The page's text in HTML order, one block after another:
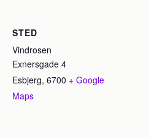
STED
Vindrosen
Exnersgade 4
Esbjerg, 6700 + Google
Maps